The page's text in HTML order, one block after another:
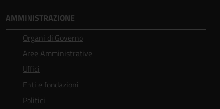
AMMINISTRAZIONE
Organi di Governo
Aree Amministrative
Uffici
Enti e fondazioni
Politici